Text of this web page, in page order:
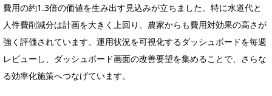
費用の約1.3倍の価値を生み出す見込みが立ちました。特に水道代と
人件費削減分は計画を大きく上回り、農家からも費用対効果の高さが
強く評価されています。運用状況を可視化するダッシュボードを毎週
レビューし、ダッシュボード画面の改善要望を集めることで、さらな
る効率化施策へつなげています。